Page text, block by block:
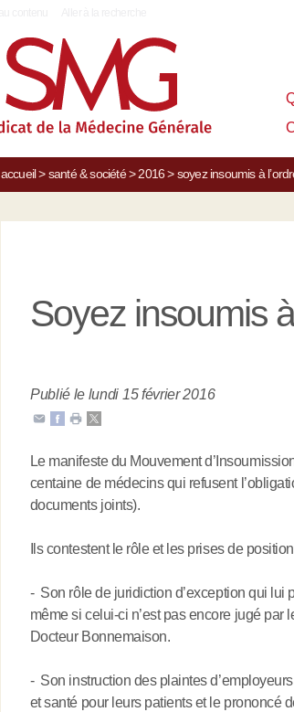
accueil> santé & société> 2016> soyez insoumis à
Soyez insoumis
Publié le lundi 15 février 2016
Le manifeste du Mouvement
centaine de médecins qui refusent
documents joints).
Ils contestent le rôle et les prises de
- Son rôle de juridiction d’exception qui lui
même si celui-ci n’est pas encore jugé
Docteur Bonnemaison.
- Son instruction des plaintes
et santé pour leurs patients et le prononcé